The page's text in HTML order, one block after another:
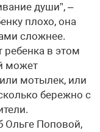
души”, –
плохо, она
сложнее.
в этом
может
мотылек, или
бережно с
Ольге Поповой,